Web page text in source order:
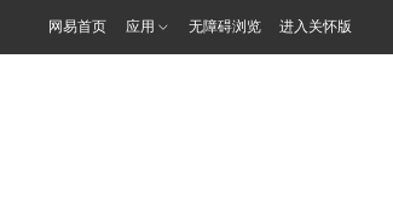
网易首页 应用 无障碍浏览 进入关怀版